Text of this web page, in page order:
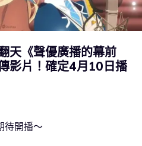
天《聲優廣播的幕前
影片！確定4月10日播
待開播～